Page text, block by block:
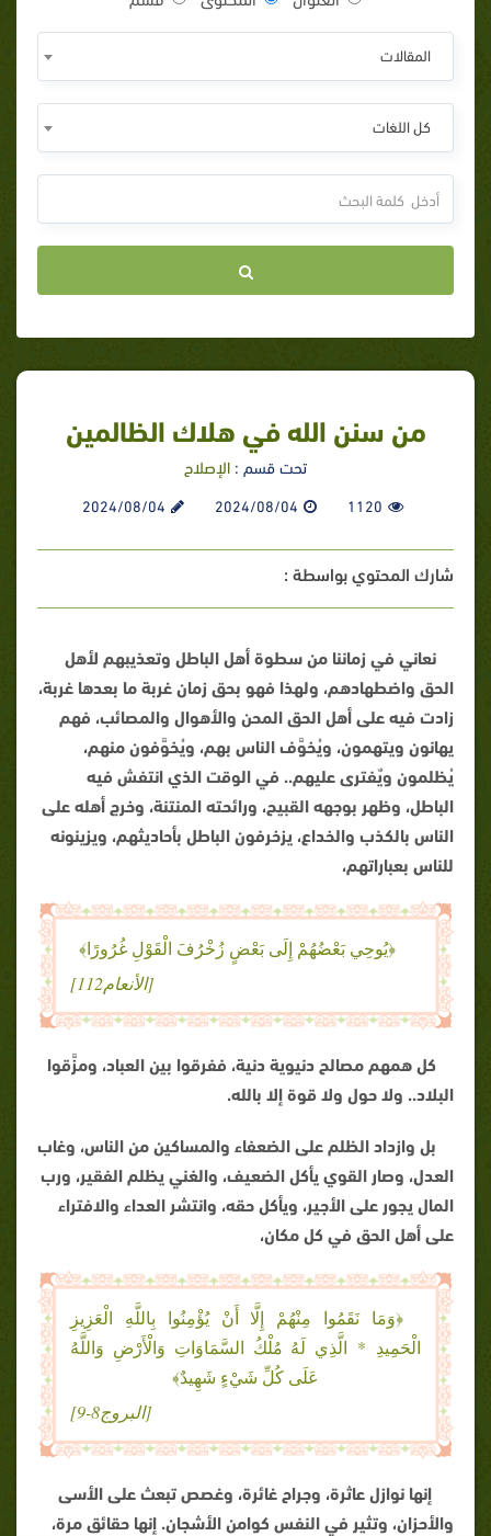
المقالات
كل اللغات
من سنن الله في هلاك الظالمين
تحت قسم : الإصلاح
1120
2024/08/04
2024/08/04
شارك المحتوي بواسطة :
نعاني في زماننا من سطوة أهل الباطل وتعذيبهم لأهل
الحق واضطهادهم، ولهذا فهو بحق زمان غربة ما بعدها غربة،
زادت فيه على أهل الحق المحن والأهوال والمصائب، فهم
يهانون ويتهمون، ويُخوَّف الناس بهم، ويُخوَّفون منهم،
يُظلمون ويٌفترى عليهم.. في الوقت الذي انتفش فيه
الباطل، وظهر بوجهه القبيح، ورائحته المنتنة، وخرج أهله على
الناس بالكذب والخداع، يزخرفون الباطل بأحاديثهم، ويزينونه
للناس بعباراتهم،
﴿يُوحِي بَعْضُهُمْ إِلَى بَعْضٍ زُخْرُفَ الْقَوْلِ غُرُورًا﴾
[الأنعام112]
كل همهم مصالح دنيوية دنية، ففرقوا بين العباد، ومزَّقوا
البلاد.. ولا حول ولا قوة إلا بالله.
بل وازداد الظلم على الضعفاء والمساكين من الناس، وغاب
العدل، وصار القوي يأكل الضعيف، والغني يظلم الفقير، ورب
المال يجور على الأجير، ويأكل حقه، وانتشر العداء والافتراء
على أهل الحق في كل مكان،
﴿وَمَا نَقَمُوا مِنْهُمْ إِلَّا أَنْ يُؤْمِنُوا بِاللَّهِ الْعَزِيزِ
الْحَمِيدِ * الَّذِي لَهُ مُلْكُ السَّمَاوَاتِ وَالْأَرْضِ وَاللَّهُ
عَلَى كُلِّ شَيْءٍ شَهِيدٌ﴾
[البروج8-9]
إنها نوازل عاثرة، وجراح غائرة، وغصص تبعث على الأسى
والأحزان، وتثير في النفس كوامن الأشجان. إنها حقائق مرة،